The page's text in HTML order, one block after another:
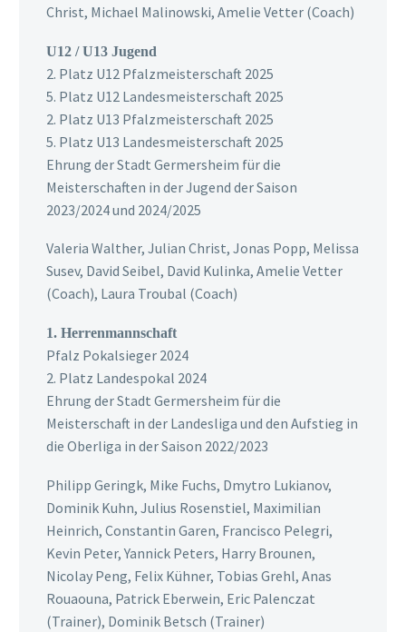
Christ, Michael Malinowski, Amelie Vetter (Coach)
U12 / U13 Jugend
2. Platz U12 Pfalzmeisterschaft 2025
5. Platz U12 Landesmeisterschaft 2025
2. Platz U13 Pfalzmeisterschaft 2025
5. Platz U13 Landesmeisterschaft 2025
Ehrung der Stadt Germersheim für die
Meisterschaften in der Jugend der Saison
2023/2024 und 2024/2025
Valeria Walther, Julian Christ, Jonas Popp, Melissa
Susev, David Seibel, David Kulinka, Amelie Vetter
(Coach), Laura Troubal (Coach)
1. Herrenmannschaft
Pfalz Pokalsieger 2024
2. Platz Landespokal 2024
Ehrung der Stadt Germersheim für die
Meisterschaft in der Landesliga und den Aufstieg in
die Oberliga in der Saison 2022/2023
Philipp Geringk, Mike Fuchs, Dmytro Lukianov,
Dominik Kuhn, Julius Rosenstiel, Maximilian
Heinrich, Constantin Garen, Francisco Pelegri,
Kevin Peter, Yannick Peters, Harry Brounen,
Nicolay Peng, Felix Kühner, Tobias Grehl, Anas
Rouaouna, Patrick Eberwein, Eric Palenczat
(Trainer), Dominik Betsch (Trainer)